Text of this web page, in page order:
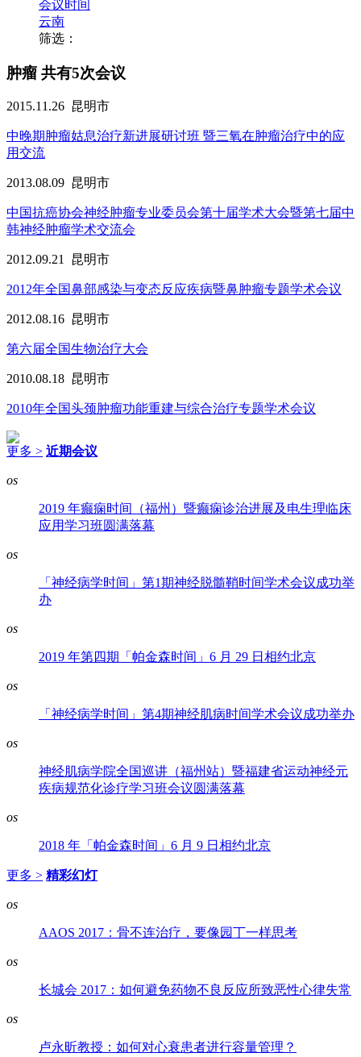
会议时间
云南
筛选：
肿瘤 共有5次会议
2015.11.26 昆明市
中晚期肿瘤姑息治疗新进展研讨班 暨三氧在肿瘤治疗中的应
用交流
2013.08.09 昆明市
中国抗癌协会神经肿瘤专业委员会第十届学术大会暨第七届中
韩神经肿瘤学术交流会
2012.09.21 昆明市
2012年全国鼻部感染与变态反应疾病暨鼻肿瘤专题学术会议
2012.08.16 昆明市
第六届全国生物治疗大会
2010.08.18 昆明市
2010年全国头颈肿瘤功能重建与综合治疗专题学术会议
更多 > 近期会议
os
2019 年癫痫时间（福州）暨癫痫诊治进展及电生理临床
应用学习班圆满落幕
os
「神经病学时间」第1期神经脱髓鞘时间学术会议成功举
办
os
2019 年第四期「帕金森时间」6 月 29 日相约北京
os
「神经病学时间」第4期神经肌病时间学术会议成功举办
os
神经肌病学院全国巡讲（福州站）暨福建省运动神经元
疾病规范化诊疗学习班会议圆满落幕
os
2018 年「帕金森时间」6 月 9 日相约北京
更多 > 精彩幻灯
os
AAOS 2017：骨不连治疗，要像园丁一样思考
os
长城会 2017：如何避免药物不良反应所致恶性心律失常
os
卢永昕教授：如何对心衰患者进行容量管理？